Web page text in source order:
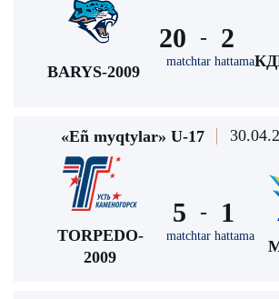
BARYS-2009
20 -
matchtar hattama
2
«Eñ myqtylar» U-17
TORPEDO-
2009
5 -
matchtar hattama
1